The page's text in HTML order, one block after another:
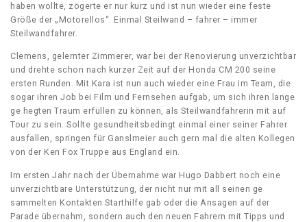
haben wollte, zögerte er nur kurz und ist nun wieder eine feste
Größe der „Motorellos“. Einmal Steilwand – fahrer – immer
Steilwandfahrer.
Clemens, gelernter Zimmerer, war bei der Renovierung unverzichtbar
und drehte schon nach kurzer Zeit auf der Honda CM 200 seine
ersten Runden. Mit Kara ist nun auch wieder eine Frau im Team, die
sogar ihren Job bei Film und Fernsehen aufgab, um sich ihren lange
ge hegten Traum erfüllen zu können, als Steilwandfahrerin mit auf
Tour zu sein. Sollte gesundheitsbedingt einmal einer seiner Fahrer
ausfallen, springen für Ganslmeier auch gern mal die alten Kollegen
von der Ken Fox Truppe aus England ein.
Im ersten Jahr nach der Übernahme war Hugo Dabbert noch eine
unverzichtbare Unterstützung, der nicht nur mit all seinen ge
sammelten Kontakten Starthilfe gab oder die Ansagen auf der
Parade übernahm, sondern auch den neuen Fahrern mit Tipps und